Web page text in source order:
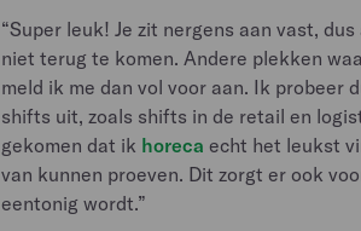
“Super leuk! Je zit nergens aan vast,
niet terug te komen. Andere plekken
meld ik me dan vol voor aan. Ik probeer
shifts uit, zoals shifts in de retail en
gekomen dat ik horeca echt het leukst
van kunnen proeven. Dit zorgt er ook
eentonig wordt.”